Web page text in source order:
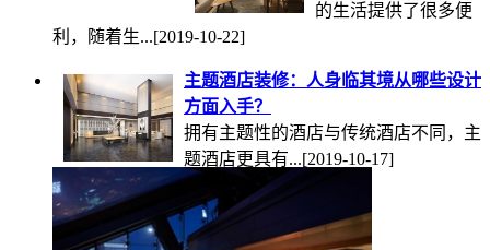
的生活提供了很多便
利，随着生...[2019-10-22]
主题酒店装修：人身临其境从哪些设计
方面入手？
拥有主题性的酒店与传统酒店不同，主
题酒店更具有...[2019-10-17]